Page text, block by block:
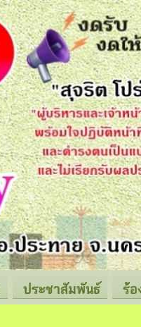
ประชาสัมพันธ์ ร้